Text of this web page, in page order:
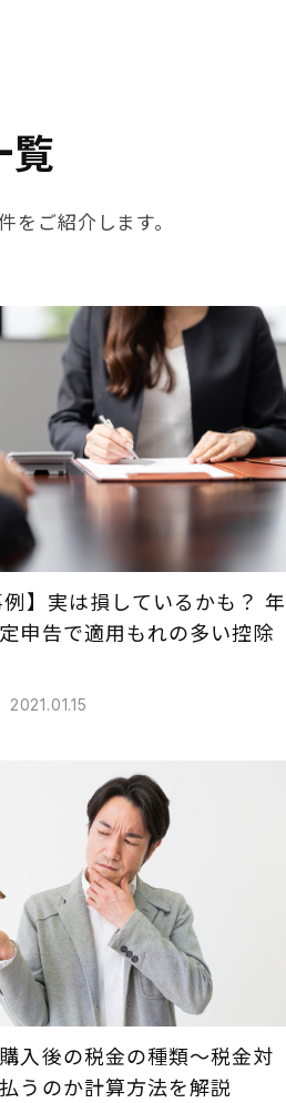
覧
ご紹介します。
例】実は損しているかも？ 年
申告で適用もれの多い控除
2021.01.15
入後の税金の種類〜税金対
うのか計算方法を解説